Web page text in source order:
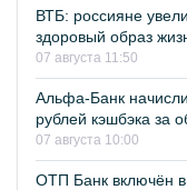
ВТБ: россияне
здоровый образ
07 августа 11:50
Альфа-Банк
рублей кэшбэка за
07 августа 10:00
ОТП Банк включён